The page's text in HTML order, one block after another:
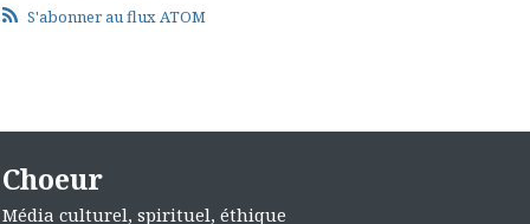
S'abonner au flux ATOM
Choeur
Média culturel, spirituel, éthique